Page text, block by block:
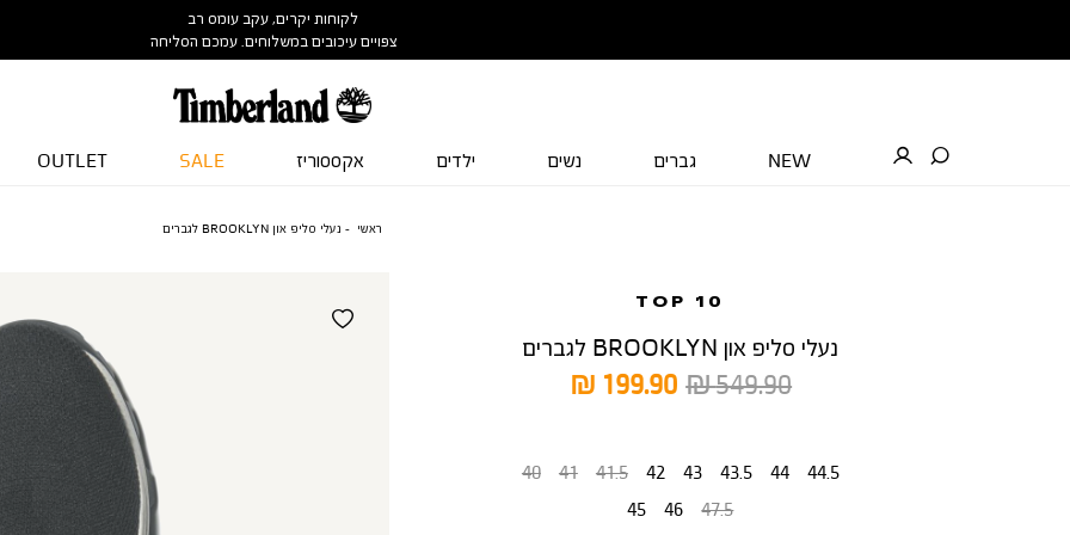
לקוחות יקרים, עקב עומס רב
צפויים עיכובים במשלוחים. עמכם הסליחה
NEW גברים נשים ילדים אקססוריז SALE
OUTLET
ראשי נעלי סליפ און BROOKLYN לגברים
TOP 10
נעלי סליפ און BROOKLYN לגברים
מחיר
199.90 ₪
מחיר
549.90 ₪
40 41 41.5 42 43 43.5 44
44.5
45
46 47.5